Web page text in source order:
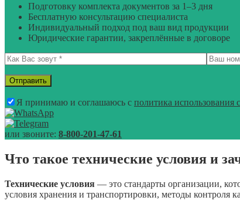
Подготовку комплекта документов за 1–3 дня
Бесплатную консультацию специалиста
Индивидуальный подход под ваш вид продукции
Юридические гарантии, закреплённые в договоре
Я принимаю и соглашаюсь с политика использования
или звоните: 8-800-201-47-61
Что такое технические условия и
Технические условия — это стандарты организации,
условия хранения и транспортировки, методы контроля